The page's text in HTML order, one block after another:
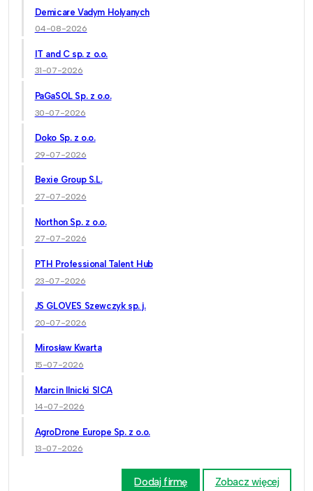
Demicare Vadym Holyanych
04-08-2026
IT and C sp. z o.o.
31-07-2026
PaGaSOL Sp. z o.o.
30-07-2026
Doko Sp. z o.o.
29-07-2026
Bexie Group S.L.
27-07-2026
Northon Sp. z o.o.
27-07-2026
PTH Professional Talent Hub
23-07-2026
JS GLOVES Szewczyk sp. j.
20-07-2026
Mirosław Kwarta
15-07-2026
Marcin Ilnicki SICA
14-07-2026
AgroDrone Europe Sp. z o.o.
13-07-2026
Dodaj firmę Zobacz więcej